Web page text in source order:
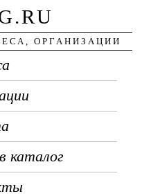
ОРГАНИЗАЦИИ
каталог